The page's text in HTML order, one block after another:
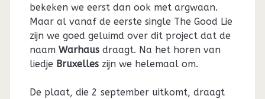
bekeken we eerst dan ook met argwaan.
Maar al vanaf de eerste single The Good Lie
zijn we goed geluimd over dit project dat de
naam Warhausdraagt. Na het horen van
liedje Bruxelleszijn we helemaal om.
De plaat, die 2 september uitkomt, draagt